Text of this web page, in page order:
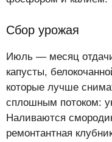
Сбор урожая
Июль — месяц
капусты,
которые лучше
сплошным потоком:
Наливаются
ремонтантная